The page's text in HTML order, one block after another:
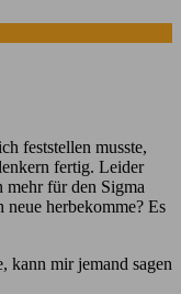
feststellen musste,
fertig. Leider
mehr für den Sigma
herbekomme? Es
kann mir jemand sagen